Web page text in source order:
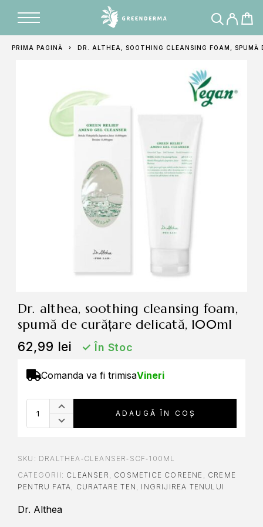
PRIMA PAGINĂ DR. ALTHEA, SOOTHING CLEANSING FOAM,
dr. althea, soothing cleansing foam,
spumă de curățare delicată, 100ml
62,99 lei ✓ În Stoc
Comanda va fi trimisaVineri
ADAUGĂ ÎN COȘ
A
t
r
n
a
i
SKU: DRALTHEA‑CLEANSER‑SCF‑100ML
CATEGORII: CLEANSER , COSMETICE COREENE , CREME
PENTRU FATA, CURATARE TEN , INGRIJIREA TENULUI
Dr. Althea
Adăugat în coș